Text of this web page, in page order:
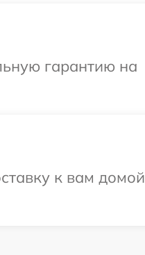
гарантию на
к вам домой